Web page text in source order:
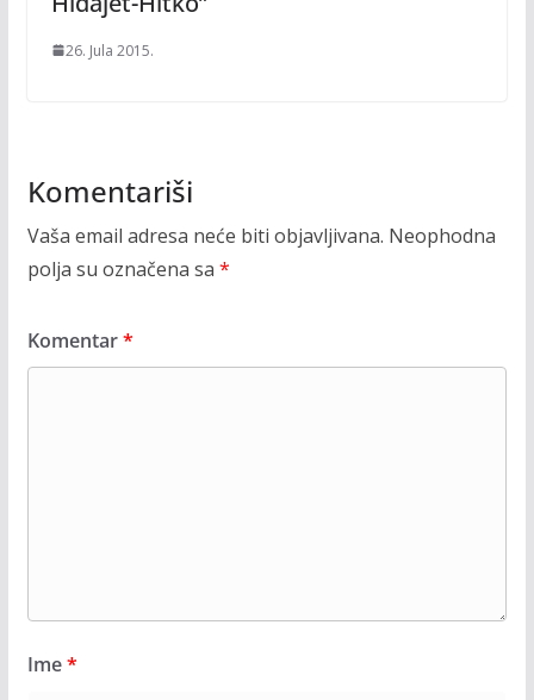
26. Jula 2015.
Komentariši
Vaša email adresa neće biti objavljivana. Neophodna
polja su označena sa *
Komentar*
Ime*